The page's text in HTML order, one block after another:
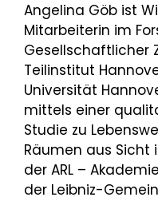
Angelina Göb ist
Mitarbeiterin im
Gesellschaftlicher
Teilinstitut
Universität
mittels einer
Studie zu
Räumen aus Sicht
der ARL –
der Leibniz-